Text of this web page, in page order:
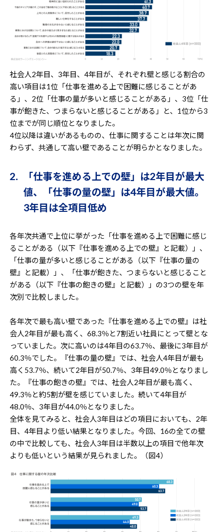
社会人2年目、3年目、4年目が、それぞれ壁と感じる割合の
高い項目は1位「仕事を進める上で困難に感じることがあ
る」、2位「仕事の量が多いと感じることがある」、3位「仕
事が飽きた、つまらないと感じることがある」と、1位から3
位までが同じ順位となりました。
4位以降は違いがあるものの、仕事に関することは年次に関
わらず、共通して高い壁であることが明らかとなりました。
2. 「仕事を進める上での壁」は2年目が最大
値、「仕事の量の壁」は4年目が最大値。
3年目は全項目低め
各年次共通で上位に挙がった「仕事を進める上で困難に感じ
ることがある（以下『仕事を進める上での壁』と記載）」、
「仕事の量が多いと感じることがある（以下『仕事の量の
壁』と記載）」、「仕事が飽きた、つまらないと感じること
がある（以下『仕事の飽きの壁』と記載）」の3つの壁を年
次別で比較しました。
各年次で最も高い壁であった『仕事を進める上での壁』は社
会人2年目が最も高く、68.3％と7割近い社員にとって壁とな
っていました。次に高いのは4年目の63.7％、最後に3年目が
60.3％でした。『仕事の量の壁』では、社会人4年目が最も
高く53.7％、続いて2年目が50.7％、3年目49.0％となりまし
た。『仕事の飽きの壁』では、社会人2年目が最も高く、
49.3％と約5割が壁を感じていました。続いて4年目が
48.0％、3年目が44.0％となりました。
全体を見てみると、社会人3年目はどの項目においても、2年
目、4年目より低い結果となりました。今回、16の全ての壁
の中で比較しても、社会人3年目は半数以上の項目で他年次
よりも低いという結果が見られました。（図4）